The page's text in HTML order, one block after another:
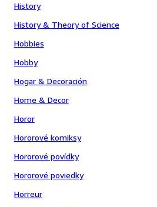
History
History & Theory of Science
Hobbies
Hobby
Hogar & Decoración
Home & Decor
Horor
Hororové komiksy
Hororové povídky
Hororové poviedky
Horreur